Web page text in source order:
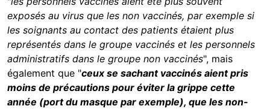
exposés au virus que les non vaccinés, par exemple si
les soignants au contact des patients étaient plus
représentés dans le groupe vaccinés et les personnels
administratifs dans le groupe non vaccinés", mais
également que "ceux se sachant vaccinés aient pris
moins de précautions pour éviter la grippe cette
année (port du masque par exemple), que les non-